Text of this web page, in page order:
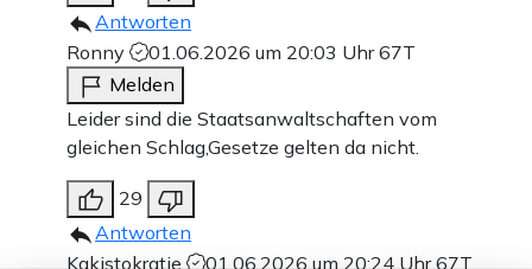
Antworten
Ronny
01.06.2026 um 20:03 Uhr67T
Melden
Leider sind die Staatsanwaltschaften vom
gleichen Schlag,Gesetze gelten da nicht.
29
Antworten
Kakistokratie
01.06.2026 um 20:24 Uhr67T